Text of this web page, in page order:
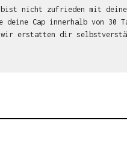
bist nicht zufrieden mit
deine Cap innerhalb von 30
wir erstatten dir